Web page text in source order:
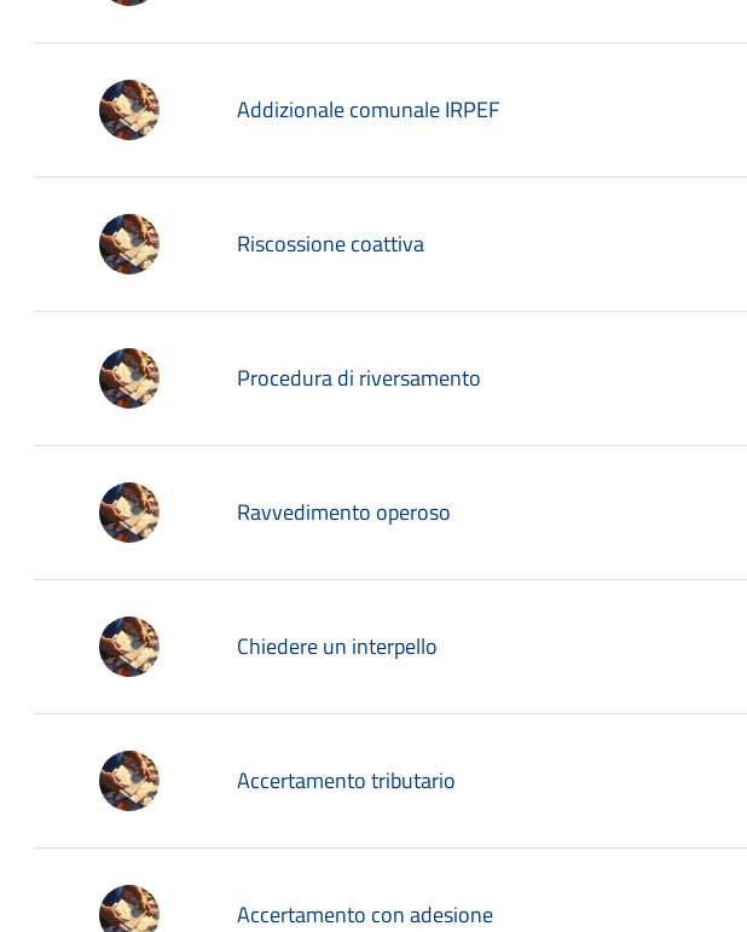
Addizionale comunale IRPEF
Riscossione coattiva
Procedura di riversamento
Ravvedimento operoso
Chiedere un interpello
Accertamento tributario
Accertamento con adesione